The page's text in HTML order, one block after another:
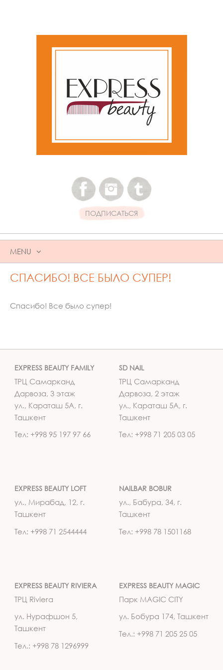
ПОДПИСАТЬСЯ
MENU
SKIP
TO
СПАСИБО! ВСЕ БЫЛО СУПЕР!
Спасибо! Все было супер!
EXPRESS BEAUTY FAMILY
ТРЦ Самарканд
Дарвоза, 3 этаж
ул., Караташ 5А, г.
Ташкент
Тел: +998 95 197 97 66
SD NAIL
ТРЦ Самарканд
Дарвоза, 2 этаж
ул., Караташ 5А, г.
Ташкент
Тел: +998 71 205 03 05
EXPRESS BEAUTY LOFT
ул., Мирабад, 12, г.
Ташкент
Тел: +998 71 2544444
NAILBAR BOBUR
ул., Бабура, 34, г.
Ташкент
Тел: +998 78 1501168
EXPRESS BEAUTY RIVIERA
ТРЦ Riviera
ул. Нурафшон 5,
Ташкент
Тел.: +998 78 1296999
EXPRESS BEAUTY MAGIC
Парк MAGIC CITY
ул. Бобура 174, Ташкент
Тел.: +998 71 205 25 05